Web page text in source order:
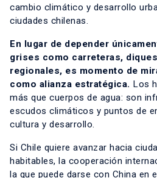
cambio climático y desarrollo
ciudades chilenas.
En lugar de depender
grises como carreteras,
regionales, es momento de
como alianza estratégica. Los
más que cuerpos de agua: son
escudos climáticos y puntos de
cultura y desarrollo.
Si Chile quiere avanzar hacia
habitables, la cooperación
la que puede darse con China en